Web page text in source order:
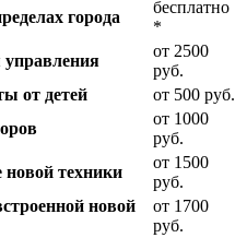
города
бесплатно
*
управления
от 2500
руб.
от детей
от 500 руб.
от 1000
руб.
новой техники
от 1500
руб.
новой
от 1700
руб.